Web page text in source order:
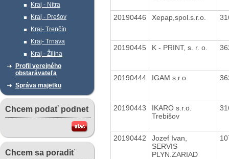
Kraj - Nitra
Kraj - Prešov
Kraj- Trenčín
Kraj- Trnava
Kraj - Žilina
Profil verejného
obstarávateľa
Správa majetku
Chcem podať podnet
Chcem sa poradiť
20190446 Xepap,spol.s.r.o.
20190445 K - PRINT, s. r. o.
20190444 IGAM s.r.o.
20190443
IKARO s.r.o.
Trebišov
20190442
Jozef Ivan,
SERVIS
PLYN.ZARIAD